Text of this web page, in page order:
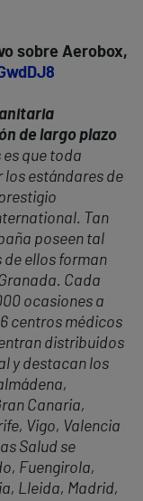
sobre Aerobox,
de largo plazo
que toda
estándares de
Tan
poseen tal
ellos forman
Cada
ocasiones a
centros médicos
distribuidos
y destacan los
Canaria,
Vigo, Valencia
Salud se
Fuengirola,
Lleida, Madrid,